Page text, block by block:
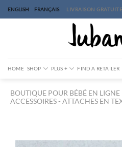
ENGLISH FRANÇAIS LIVRAISON
HOME SHOP PLUS + FIND A RETAILER
BOUTIQUE POUR BÉBÉ EN LIGNE
ACCESSOIRES
ATTACHES EN